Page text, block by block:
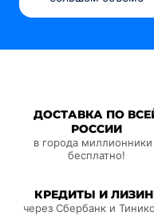
ДОСТАВКА ПО
РОССИИ
в города
бесплатно!
КРЕДИТЫ И
через Сбербанк и